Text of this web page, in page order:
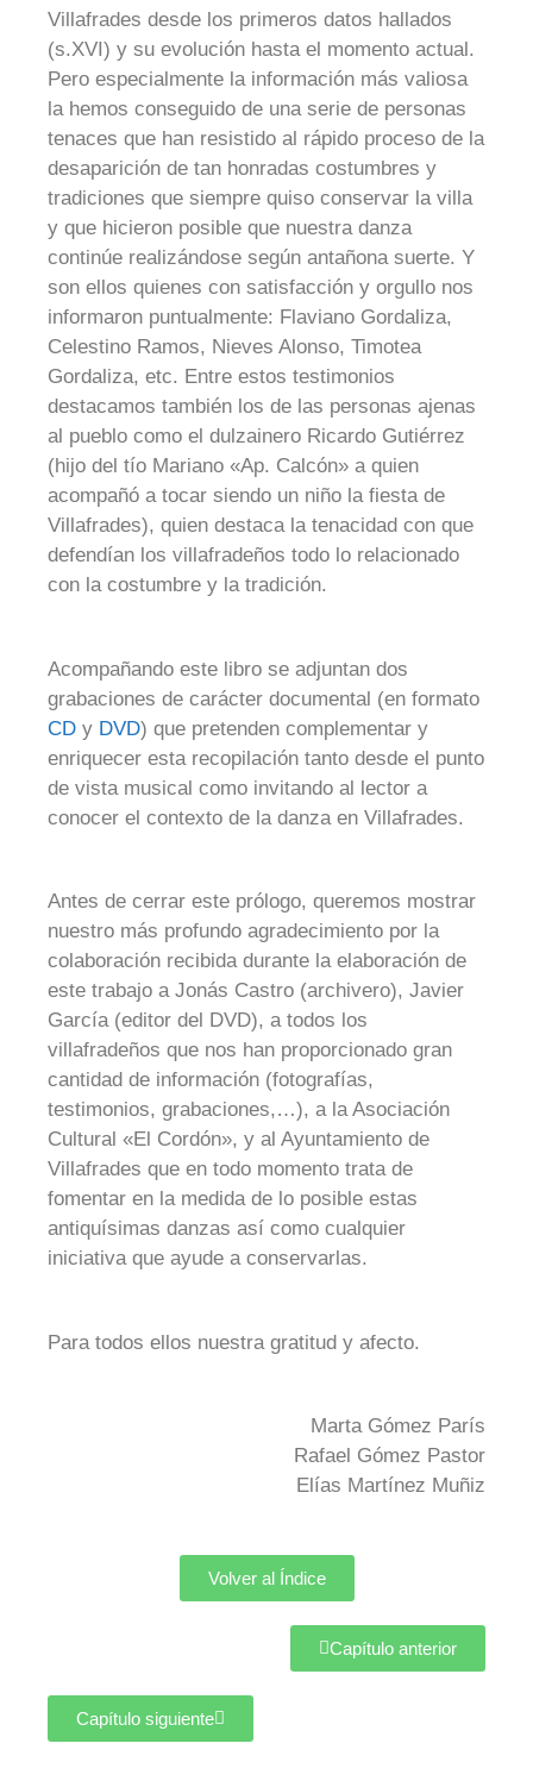
Villafrades desde los primeros datos hallados
(s.XVI) y su evolución hasta el momento actual.
Pero especialmente la información más valiosa
la hemos conseguido de una serie de personas
tenaces que han resistido al rápido proceso de la
desaparición de tan honradas costumbres y
tradiciones que siempre quiso conservar la villa
y que hicieron posible que nuestra danza
continúe realizándose según antañona suerte. Y
son ellos quienes con satisfacción y orgullo nos
informaron puntualmente: Flaviano Gordaliza,
Celestino Ramos, Nieves Alonso, Timotea
Gordaliza, etc. Entre estos testimonios
destacamos también los de las personas ajenas
al pueblo como el dulzainero Ricardo Gutiérrez
(hijo del tío Mariano «Ap. Calcón» a quien
acompañó a tocar siendo un niño la fiesta de
Villafrades), quien destaca la tenacidad con que
defendían los villafradeños todo lo relacionado
con la costumbre y la tradición.
Acompañando este libro se adjuntan dos
grabaciones de carácter documental (en formato
CD y DVD) que pretenden complementar y
enriquecer esta recopilación tanto desde el punto
de vista musical como invitando al lector a
conocer el contexto de la danza en Villafrades.
Antes de cerrar este prólogo, queremos mostrar
nuestro más profundo agradecimiento por la
colaboración recibida durante la elaboración de
este trabajo a Jonás Castro (archivero), Javier
García (editor del DVD), a todos los
villafradeños que nos han proporcionado gran
cantidad de información (fotografías,
testimonios, grabaciones,…), a la Asociación
Cultural «El Cordón», y al Ayuntamiento de
Villafrades que en todo momento trata de
fomentar en la medida de lo posible estas
antiquísimas danzas así como cualquier
iniciativa que ayude a conservarlas.
Para todos ellos nuestra gratitud y afecto.
Marta Gómez París
Rafael Gómez Pastor
Elías Martínez Muñiz
Volver al Índice
Capítulo anterior
Capítulo siguiente